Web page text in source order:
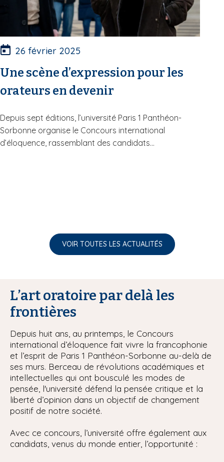
26 février 2025
Une scène d’expression pour les
orateurs en devenir
Depuis sept éditions, l’université Paris 1 Panthéon-
Sorbonne organise le Concours international
d’éloquence, rassemblant des candidats...
VOIR TOUTES LES ACTUALITÉS
L’art oratoire par delà les
frontières
Depuis huit ans, au printemps, le Concours
international d’éloquence fait vivre la francophonie
et l’esprit de Paris 1 Panthéon-Sorbonne au-delà de
ses murs. Berceau de révolutions académiques et
intellectuelles qui ont bousculé les modes de
pensée, l'université défend la pensée critique et la
liberté d’opinion dans un objectif de changement
positif de notre société.
Avec ce concours, l’université offre également aux
candidats, venus du monde entier, l’opportunité :